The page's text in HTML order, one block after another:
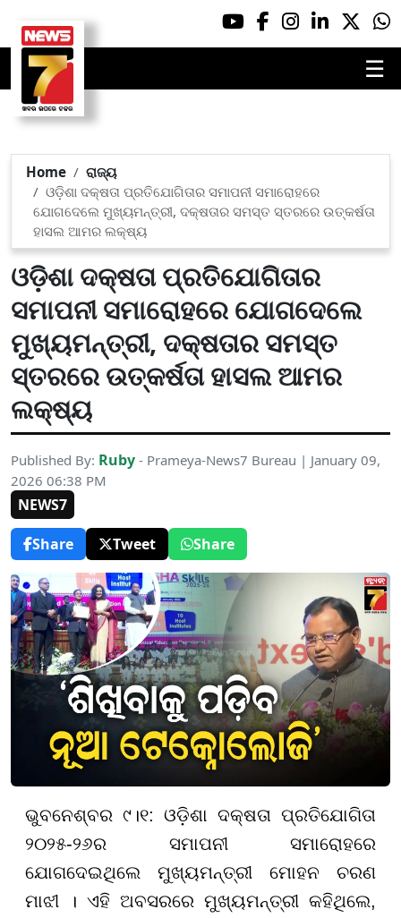
☰
Home
ରାଜ୍ୟ
ଓଡ଼ିଶା ଦକ୍ଷତା ପ୍ରତିଯୋଗିତାର ସମାପନୀ ସମାରୋହରେ
ଯୋଗଦେଲେ ମୁଖ୍ୟମନ୍ତ୍ରୀ, ଦକ୍ଷତାର ସମସ୍ତ ସ୍ତରରେ ଉତ୍କର୍ଷତା
ହାସଲ ଆମର ଲକ୍ଷ୍ୟ
ଓଡ଼ିଶା ଦକ୍ଷତା ପ୍ରତିଯୋଗିତାର
ସମାପନୀ ସମାରୋହରେ ଯୋଗଦେଲେ
ମୁଖ୍ୟମନ୍ତ୍ରୀ, ଦକ୍ଷତାର ସମସ୍ତ
ସ୍ତରରେ ଉତ୍କର୍ଷତା ହାସଲ ଆମର
ଲକ୍ଷ୍ୟ
Published By: Ruby - Prameya-News7 Bureau | January 09,
2026 06:38 PM
NEWS7
Share
Tweet Share
ଭୁବନେଶ୍ବର ୯।୧: ଓଡ଼ିଶା ଦକ୍ଷତା ପ୍ରତିଯୋଗିତା
୨୦୨୫-୨୬ର ସମାପନୀ ସମାରୋହରେ
ଯୋଗଦେଇଥିଲେ ମୁଖ୍ୟମନ୍ତ୍ରୀ ମୋହନ ଚରଣ
ମାଝୀ । ଏହି ଅବସରରେ ମୁଖ୍ୟମନ୍ତ୍ରୀ କହିଥିଲେ,